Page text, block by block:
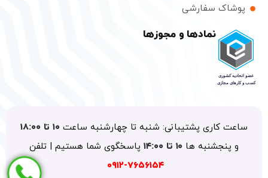
پوشاک سفارشی
نمادها و مجوزها
ساعت کاری پشتیبانی: شنبه تا چهارشنبه ساعت ۱۰ تا ۱۸:۰۰
و پنجشنبه ها ۱۰ تا ۱۴:۰۰
پاسخگوی شما هستیم | تلفن
۷۶۵۶۱۵۴-۰۹۱۲